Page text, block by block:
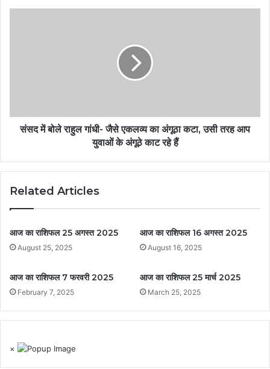
संसद में बोले राहुल गांधी- जैसे एकलव्य का अंगूठा कटा, उसी तरह आप
युवाओं के अंगूठे काट रहे हैं
Related Articles
आज का राशिफल 25 अगस्त 2025
August 25, 2025
आज का राशिफल 16 अगस्त 2025
August 16, 2025
आज का राशिफल 7 फरवरी 2025
February 7, 2025
आज का राशिफल 25 मार्च 2025
March 25, 2025
×